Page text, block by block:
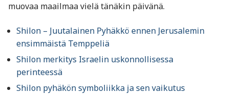
muovaa maailmaa vielä tänäkin päivänä.
Shilon – Juutalainen Pyhäkkö ennen Jerusalemin
ensimmäistä Temppeliä
Shilon merkitys Israelin uskonnollisessa
perinteessä
Shilon pyhäkön symboliikka ja sen vaikutus